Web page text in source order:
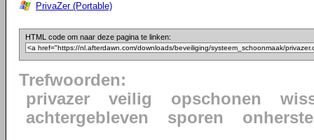
PrivaZer (Portable)
HTML code om naar deze pagina te linken:
Trefwoorden:
privazer
veilig opschonen
achtergebleven
sporen